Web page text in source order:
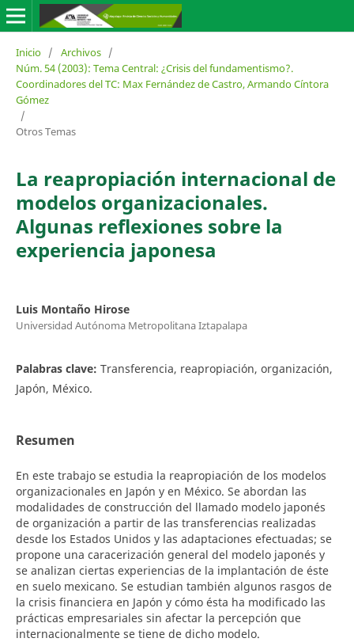
Inicio / Archivos /
Núm. 54 (2003): Tema Central: ¿Crisis del fundamentismo?.
Coordinadores del TC: Max Fernández de Castro, Armando Cíntora
Gómez
/
Otros Temas
La reapropiación internacional de
modelos organizacionales.
Algunas reflexiones sobre la
experiencia japonesa
Luis Montaño Hirose
Universidad Autónoma Metropolitana Iztapalapa
Palabras clave: Transferencia, reapropiación, organización,
Japón, México.
Resumen
En este trabajo se estudia la reapropiación de los modelos
organizacionales en Japón y en México. Se abordan las
modalidades de construcción del llamado modelo japonés
de organización a partir de las transferencias realizadas
desde los Estados Unidos y las adaptaciones efectuadas; se
propone una caracerización general del modelo japonés y
se analizan ciertas experiencias de la implantación de éste
en suelo mexicano. Se estudian también algunos rasgos de
la crisis financiera en Japón y cómo ésta ha modificado las
prácticas empresariales sin afectar la percepción que
internacionalmente se tiene de dicho modelo.